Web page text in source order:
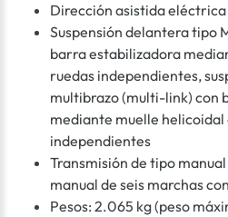
Dirección asistida eléctrica
Suspensión delantera tipo
barra estabilizadora
ruedas independientes,
multibrazo (multi-link) con
mediante muelle helicoidal
independientes
Transmisión de tipo
manual de seis marchas
Pesos: 2.065 kg (peso